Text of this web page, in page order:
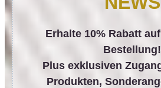
Erhalte 10% Rabatt
Bestellung!
Plus exklusiven
Produkten,